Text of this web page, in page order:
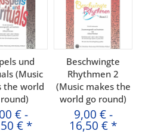
und
(Music
the world
€-
€ *
Beschwingte
Rhythmen 2
(Music makes the
world go round)
9,00 €-
16,50 € *